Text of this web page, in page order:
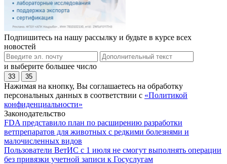
Подпишитесь на нашу рассылку и будьте в курсе всех
новостей
и выберите большее число
33 35
Нажимая на кнопку, Вы соглашаетесь на обработку
персональных данных в соответствии с «Политикой
конфиденциальности»
Законодательство
FDA представило план по расширению разработки
ветпрепаратов для животных с редкими болезнями и
малочисленных видов
Пользователи ВетИС с 1 июля не смогут выполнять операции
без привязки учетной записи к Госуслугам